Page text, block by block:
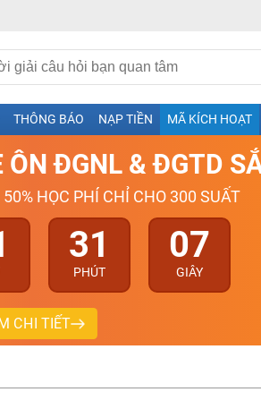
THÔNG BÁO NẠP TIỀN MÃ KÍCH HOẠT
ÔN ĐGNL & ĐGTD
HỌC PHÍ CHỈ CHO 300 SUẤT
31
PHÚT
07
GIÂY
CHI TIẾT
tiếng